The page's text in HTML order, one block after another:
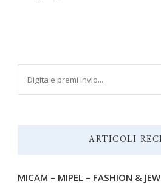
ARTICOLI
MICAM – MIPEL – FASHION &